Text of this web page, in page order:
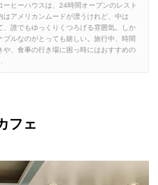
ーヒーハウスは、24時間オープンのレスト
はアメリカンムードが漂うけれど、中は
、誰でもゆっくりくつろげる雰囲気。しか
ブルなのがとっても嬉しい。旅行中、時間
や、食事の行き場に困っ時にはおすすめの
フェ